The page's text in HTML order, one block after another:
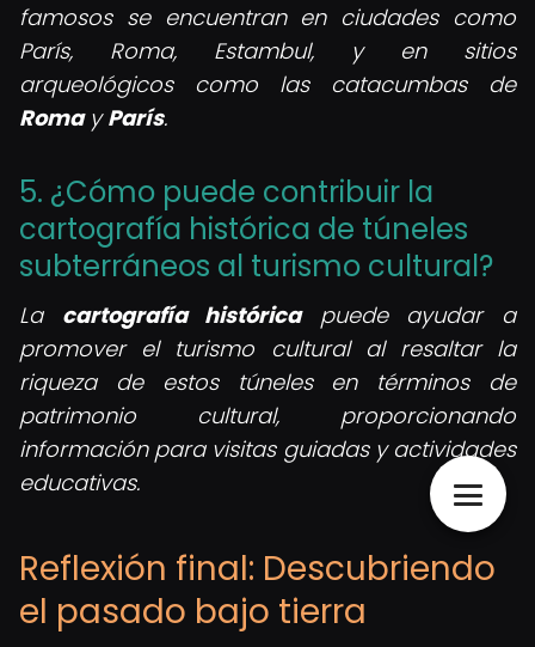
famosos se encuentran en ciudades como
París, Roma, Estambul, y en sitios
arqueológicos como las catacumbas de
RomayParís.
5. ¿Cómo puede contribuir la
cartografía histórica de túneles
subterráneos al turismo cultural?
La cartografía históricapuede ayudar a
promover el turismo cultural al resaltar la
riqueza de estos túneles en términos de
patrimonio cultural, proporcionando
información para visitas guiadas y actividades
educativas.
Reflexión final: Descubriendo
el pasado bajo tierra